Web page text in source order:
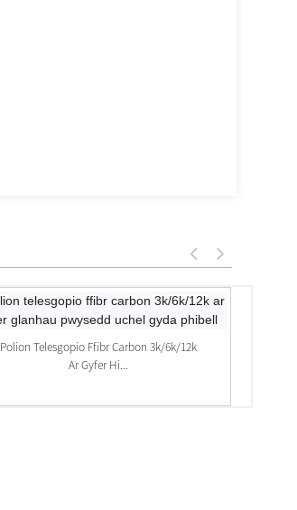
Polion Telesgopio Ffibr Carbon 3k/6k/12k
Ar Gyfer Hi...